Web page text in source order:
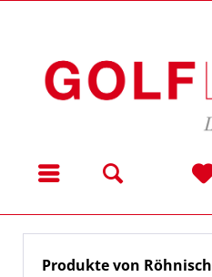
Menü
Produkte von Röhnisch